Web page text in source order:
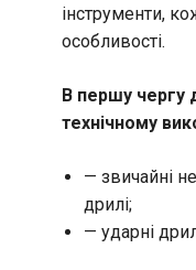
інструменти,
особливості.
В першу чергу
технічному
— звичайні
дрилі;
— ударні